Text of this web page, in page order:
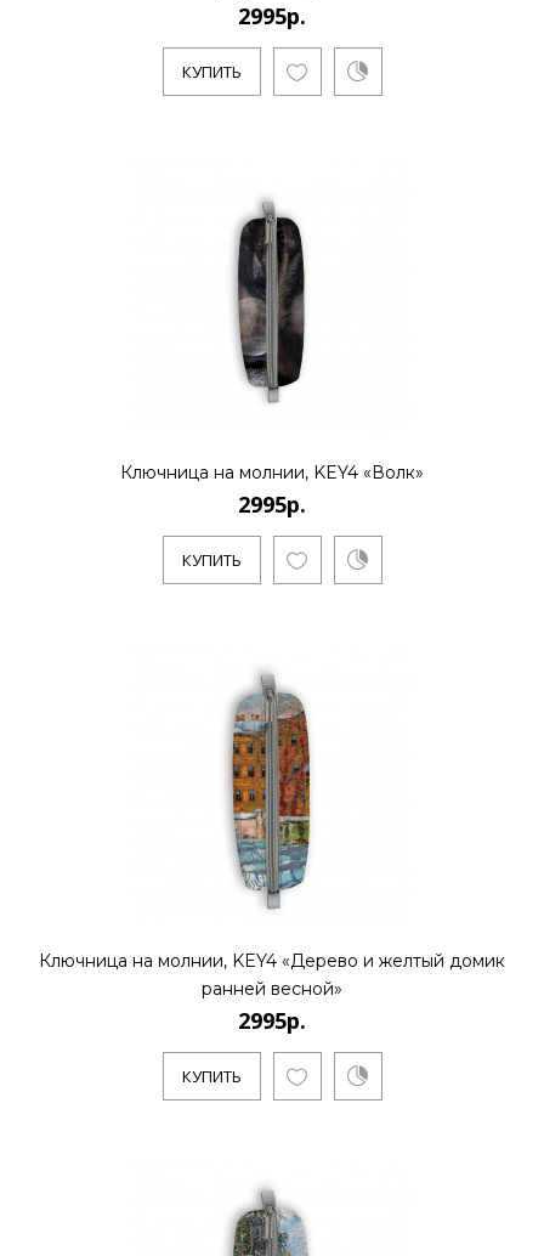
2995р.
КУПИТЬ
2995р.
..
2995р.
КУПИТЬ
2995р.
КУПИТЬ
Ключница на молнии, KEY4 «Волк»
2995р.
КУПИТЬ
Ключница на молнии, KEY4 «Дерево и желтый домик
ранней весной»
2995р.
КУПИТЬ